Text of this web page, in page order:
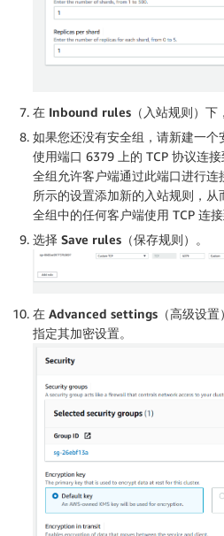
在 Inbound rules （入站规则）下
如果您还没有安全组，请新建一
使用端口 6379 上的 TCP 协议连
全组允许客户端通过此端口进行
所示的设置添加新的入站规则，
全组中的任何客户端使用 TCP 连接
选择 Save rules （保存规则）。
在 Advanced settings （高级设
指定其加密设置。